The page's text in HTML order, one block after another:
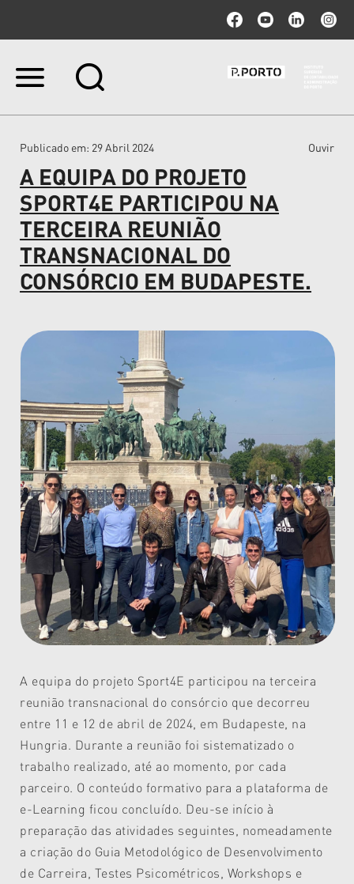
Ir
Ir
navegação
Publicado em: 29 Abril 2024 Ouvir
A EQUIPA DO PROJETO
SPORT4E PARTICIPOU NA
TERCEIRA REUNIÃO
TRANSNACIONAL DO
CONSÓRCIO EM BUDAPESTE.
A equipa do projeto Sport4E participou na terceira
reunião transnacional do consórcio que decorreu
entre 11 e 12 de abril de 2024, em Budapeste, na
Hungria. Durante a reunião foi sistematizado o
trabalho realizado, até ao momento, por cada
parceiro. O conteúdo formativo para a plataforma de
e-Learning ficou concluído. Deu-se início à
preparação das atividades seguintes, nomeadamente
a criação do Guia Metodológico de Desenvolvimento
de Carreira, Testes Psicométricos, Workshops e